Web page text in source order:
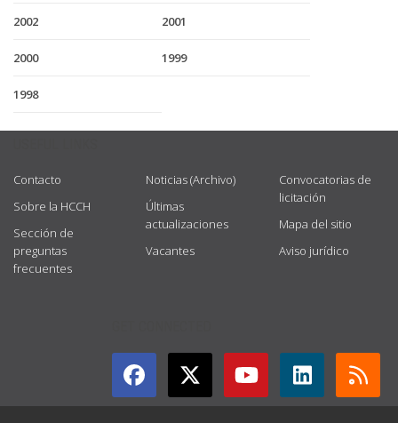
2002 2001
2000 1999
1998
Contacto
Sobre la HCCH
Sección de
preguntas
frecuentes
Noticias (Archivo)
Últimas
actualizaciones
Vacantes
Convocatorias de
licitación
Mapa del sitio
Aviso jurídico